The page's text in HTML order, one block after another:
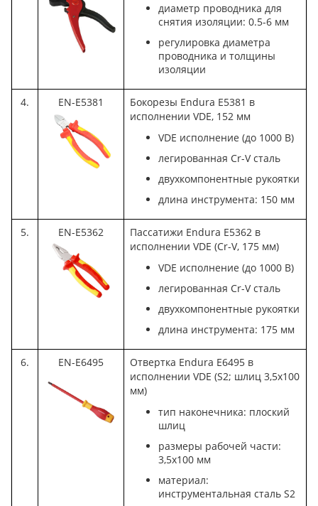
диаметр проводника для
снятия изоляции: 0.5-6 мм
регулировка диаметра
проводника и толщины
изоляции
4. EN-E5381
Бокорезы Endura E5381 в
исполнении VDE, 152 мм
VDE исполнение (до 1000 В)
легированная Cr-V сталь
двухкомпонентные рукоятки
длина инструмента: 150 мм
5. EN-E5362
Пассатижи Endura E5362 в
исполнении VDE (Cr-V, 175 мм)
VDE исполнение (до 1000 В)
легированная Cr-V сталь
двухкомпонентные рукоятки
длина инструмента: 175 мм
6. EN-E6495
Отвертка Endura E6495 в
исполнении VDE (S2; шлиц 3,5x100
мм)
тип наконечника: плоский
шлиц
размеры рабочей части:
3,5х100 мм
материал:
инструментальная сталь S2